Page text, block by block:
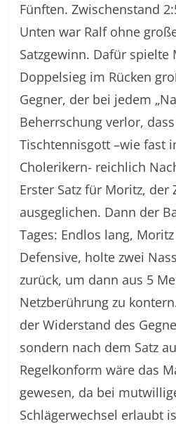
Fünften. Zwischenstand
Unten war Ralf ohne
Satzgewinn. Dafür
Doppelsieg im Rücken
Gegner, der bei jedem
Beherrschung verlor,
Tischtennisgott –wie fast
Cholerikern- reichlich
Erster Satz für Moritz, der
ausgeglichen. Dann der
Tages: Endlos lang,
Defensive, holte zwei
zurück, um dann aus 5
Netzberührung zu
der Widerstand des
sondern nach dem Satz
Regelkonform wäre das
gewesen, da bei
Schlägerwechsel erlaubt